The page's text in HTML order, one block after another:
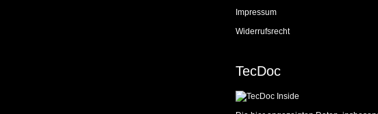
Impressum
Widerrufsrecht
TecDoc